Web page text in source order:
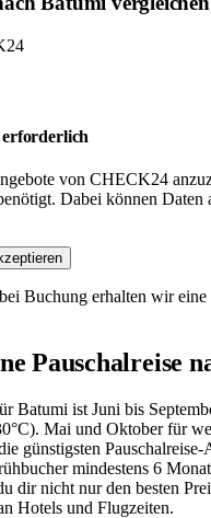
von CHECK24
Dabei können
Buchung erhalten wir eine
Pauschalreise
Batumi ist Juni bis
Mai und Oktober für
günstigsten Pauschalreise-
mindestens 6
dir nicht nur den besten
Hotels und Flugzeiten.